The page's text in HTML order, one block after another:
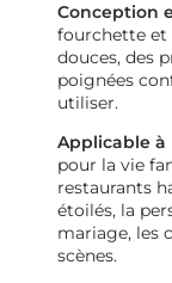
Conception
fourchette et
douces, des
poignées
utiliser.
Applicable à
pour la vie
restaurants
étoilés, la
mariage, les
scènes.